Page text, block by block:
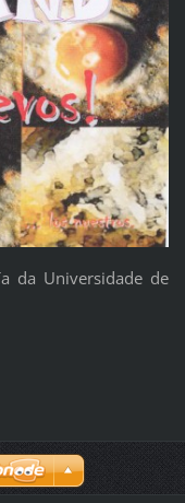
da Universidade de